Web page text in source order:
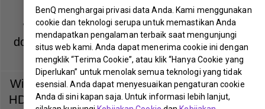
BenQ menghargai privasi data Anda. Kami menggunakan
cookie dan teknologi serupa untuk memastikan Anda
mendapatkan pengalaman terbaik saat mengunjungi
situs web kami. Anda dapat menerima cookie ini dengan
mengklik “Terima Cookie”, atau klik “Hanya Cookie yang
Diperlukan” untuk menolak semua teknologi yang tidak
esensial. Anda dapat menyesuaikan pengaturan cookie
Anda di sini kapan saja. Untuk informasi lebih lanjut,
QCast
wireless
dongle (QP
series)
12 Bulan -
Wireless Full
HD Kit (WDP
12 Bulan -